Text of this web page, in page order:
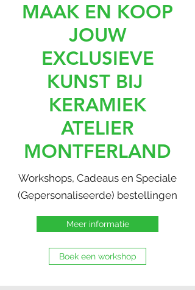
MAAK EN KOOP
JOUW
EXCLUSIEVE
KUNST BIJ
KERAMIEK
ATELIER
MONTFERLAND
Workshops, Cadeaus en Speciale
(Gepersonaliseerde) bestellingen
Meer informatie
Boek een workshop